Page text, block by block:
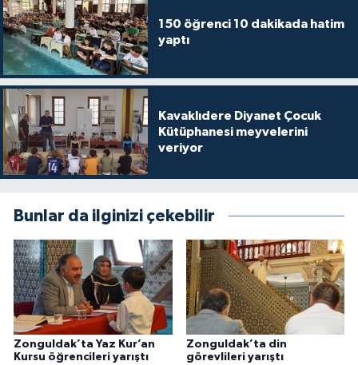
150 öğrenci 10 dakikada hatim
yaptı
Kavaklıdere Diyanet Çocuk
Kütüphanesi meyvelerini
veriyor
Bunlar da ilginizi çekebilir
Zonguldak’ta Yaz Kur’an
Kursu öğrencileri yarıştı
Zonguldak’ta din
görevlileri yarıştı
Konya Müftülüğü
Kütahya Müftülüğü
Malatya Müftülüğü
Manisa Müftülüğü
Muğla Müftülüğü
Muş Müftülüğü
Nevşehir Müftülüğü